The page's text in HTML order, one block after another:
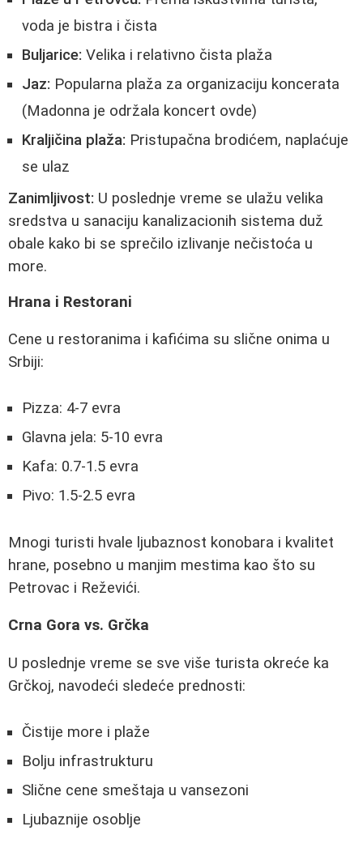
voda je bistra i čista
Buljarice: Velika i relativno čista plaža
Jaz: Popularna plaža za organizaciju koncerata
(Madonna je održala koncert ovde)
Kraljičina plaža: Pristupačna brodićem, naplaćuje
se ulaz
Zanimljivost: U poslednje vreme se ulažu velika
sredstva u sanaciju kanalizacionih sistema duž
obale kako bi se sprečilo izlivanje nečistoća u
more.
Hrana i Restorani
Cene u restoranima i kafićima su slične onima u
Srbiji:
Pizza: 4-7 evra
Glavna jela: 5-10 evra
Kafa: 0.7-1.5 evra
Pivo: 1.5-2.5 evra
Mnogi turisti hvale ljubaznost konobara i kvalitet
hrane, posebno u manjim mestima kao što su
Petrovac i Reževići.
Crna Gora vs. Grčka
U poslednje vreme se sve više turista okreće ka
Grčkoj, navodeći sledeće prednosti:
Čistije more i plaže
Bolju infrastrukturu
Slične cene smeštaja u vansezoni
Ljubaznije osoblje